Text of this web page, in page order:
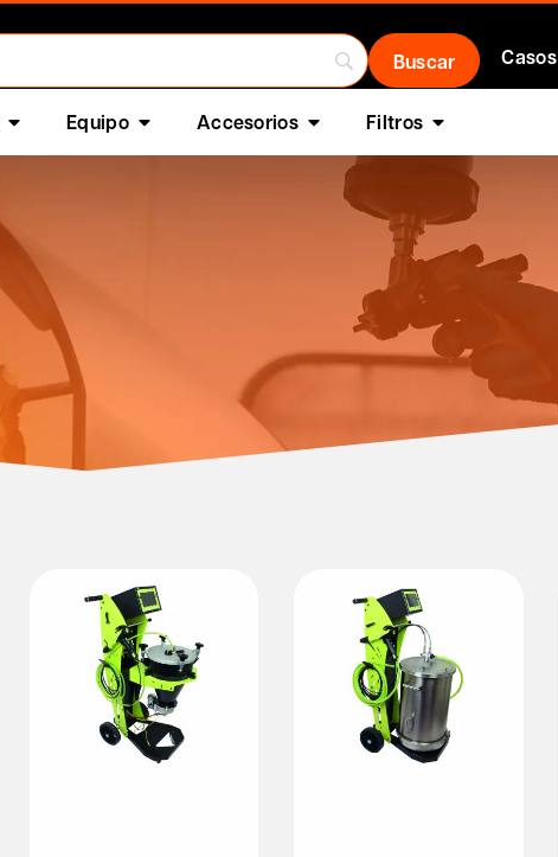
Casos
Equipo Accesorios Filtros